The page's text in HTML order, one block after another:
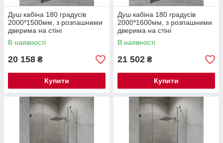
Душ кабіна 180 градусів
2000*1500мм, з розпашними
дверима на стіні
В наявності
20 158 ₴
Купити
Душ кабіна 180 градусів
2000*1600мм, з розпашними
дверима на стіні
В наявності
21 502 ₴
Купити